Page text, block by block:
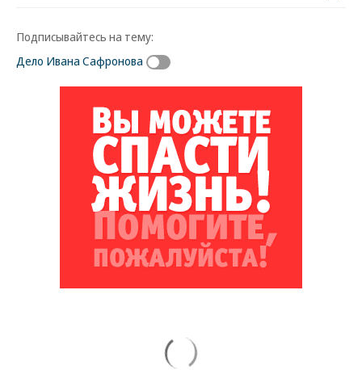
Подписывайтесь на тему:
Дело Ивана Сафронова
ВСУ точно получат десятки тысяч новых
солдат
Путин озвучил итоговый план СВО
Зеленский неожиданно высказался о
возвращении Крыма
Заставим раскаяться: союзник России
дал грозное обещание